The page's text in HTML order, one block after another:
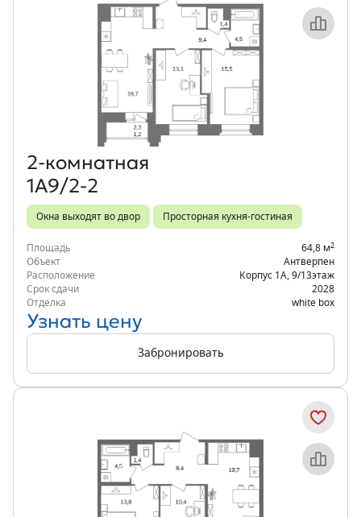
Объект месяца
2‑комнатная
1А9/2-2
Окна выходят во двор Просторная кухня-гостиная
Площадь 64,8 м2
Объект
Антверпен
Расположение
Корпус 1А 9/13этаж
Срок сдачи
2028
Отделка
white box
Узнать цену
Забронировать
Объект месяца